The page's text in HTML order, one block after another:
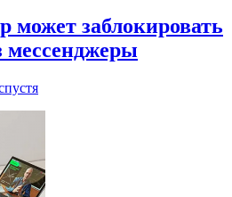
может заблокировать
мессенджеры